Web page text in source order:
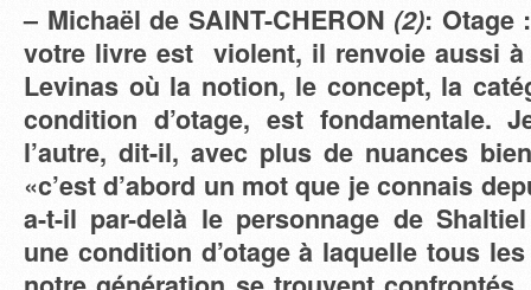
– Michaël de SAINT-CHERON (2): Otage
votre livre est violent, il renvoie aussi
Levinas où la notion, le concept, la
condition d’otage, est fondamentale.
l’autre, dit-il, avec plus de nuances
«c’est d’abord un mot que je connais
a-t-il par-delà le personnage de
une condition d’otage à laquelle tous